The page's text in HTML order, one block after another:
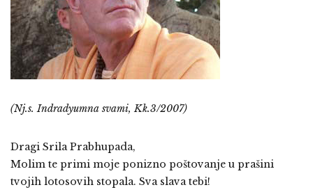
(Nj.s. Indradyumna svami, Kk.3/2007)
Dragi Srila Prabhupada,
Molim te primi moje ponizno poštovanje u prašini
tvojih lotosovih stopala. Sva slava tebi!